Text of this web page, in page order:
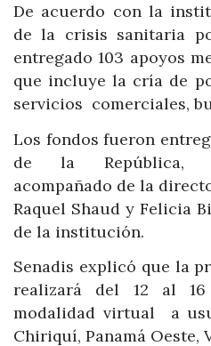
De acuerdo con la
de la crisis sanitaria
entregado 103 apoyos
que incluye la cría de
servicios comerciales,
Los fondos fueron
de la República,
acompañado de la
Raquel Shaud y Felicia
de la institución.
Senadis explicó que la
realizará del 12 al
modalidad virtual a
Chiriquí, Panamá Oeste,